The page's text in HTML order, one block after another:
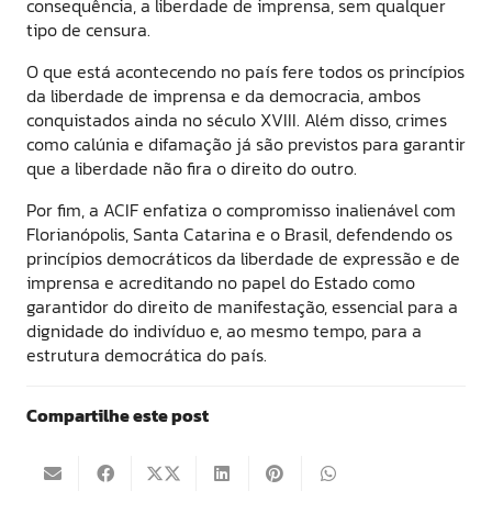
consequência, a liberdade de imprensa, sem qualquer
tipo de censura.
O que está acontecendo no país fere todos os princípios
da liberdade de imprensa e da democracia, ambos
conquistados ainda no século XVIII. Além disso, crimes
como calúnia e difamação já são previstos para garantir
que a liberdade não fira o direito do outro.
Por fim, a ACIF enfatiza o compromisso inalienável com
Florianópolis, Santa Catarina e o Brasil, defendendo os
princípios democráticos da liberdade de expressão e de
imprensa e acreditando no papel do Estado como
garantidor do direito de manifestação, essencial para a
dignidade do indivíduo e, ao mesmo tempo, para a
estrutura democrática do país.
Compartilhe este post